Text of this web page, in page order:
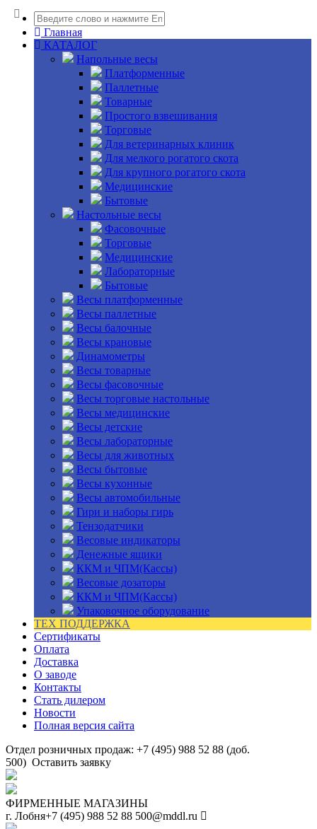
Главная
КАТАЛОГ
Напольные весы
Платформенные
Паллетные
Товарные
Простого взвешивания
Торговые
Для ветеринарных клиник
Для мелкого рогатого скота
Для крупного рогатого скота
Медицинские
Бытовые
Настольные весы
Фасовочные
Торговые
Медицинские
Лабораторные
Бытовые
Весы платформенные
Весы паллетные
Весы балочные
Весы крановые
Динамометры
Весы товарные
Весы фасовочные
Весы торговые настольные
Весы медицинские
Весы детские
Весы лабораторные
Весы для животных
Весы бытовые
Весы кухонные
Весы автомобильные
Гири и наборы гирь
Тензодатчики
Весовые индикаторы
Денежные ящики
ККМ и ЧПМ(Кассы)
Весовые дозаторы
ККМ и ЧПМ(Кассы)
Упаковочное оборудование
ТЕХ ПОДДЕРЖКА
Сертификаты
Оплата
Доставка
О заводе
Контакты
Стать дилером
Новости
Полная версия сайта
Отдел розничных продаж: +7 (495) 988 52 88 (доб.
500) Оставить заявку
ФИРМЕННЫЕ МАГАЗИНЫ
г. Лобня+7 (495) 988 52 88 500@mddl.ru